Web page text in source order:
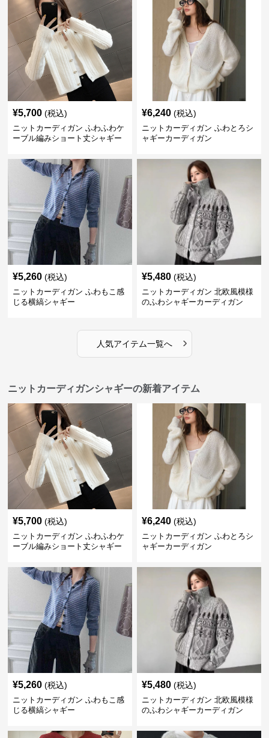
¥5,700 (税込)
ニットカーディガン ふわふわケ
ーブル編みショート丈シャギー
¥6,240 (税込)
ニットカーディガン ふわとろシ
ャギーカーディガン
¥5,260 (税込)
ニットカーディガン ふわもこ感
じる横縞シャギー
¥5,480 (税込)
ニットカーディガン 北欧風模様
のふわシャギーカーディガン
人気アイテム一覧へ ›
ニットカーディガンシャギーの新着アイテム
¥5,700 (税込)
ニットカーディガン ふわふわケ
ーブル編みショート丈シャギー
¥6,240 (税込)
ニットカーディガン ふわとろシ
ャギーカーディガン
¥5,260 (税込)
ニットカーディガン ふわもこ感
じる横縞シャギー
¥5,480 (税込)
ニットカーディガン 北欧風模様
のふわシャギーカーディガン